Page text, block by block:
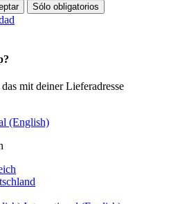
Sólo obligatorios
das mit deiner Lieferadresse
(English)